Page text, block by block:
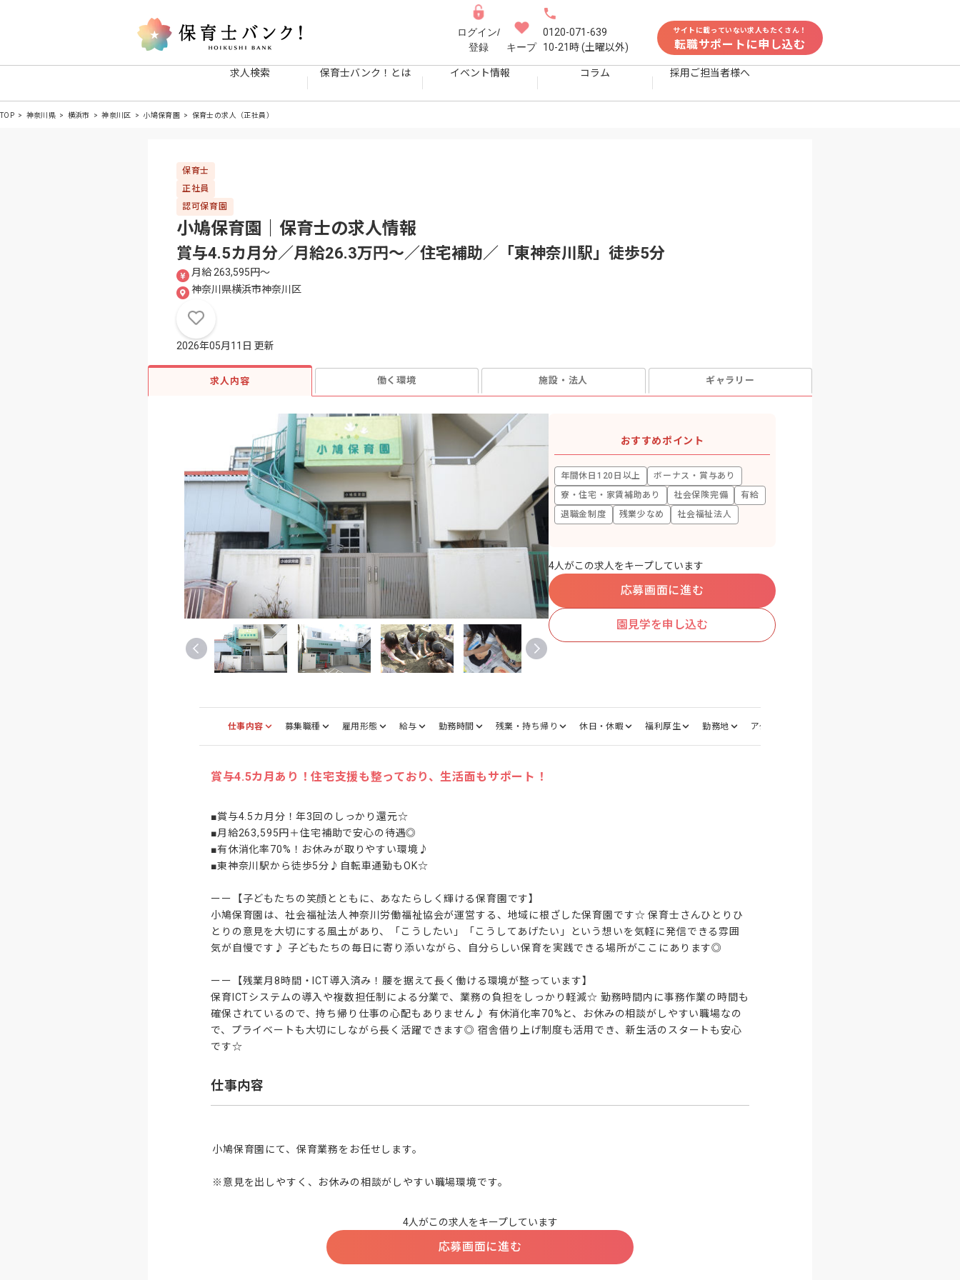
ログイン/
登録
キープ
0120-071-639
10-21時 (土曜以外)
サイトに載っていない求人もたくさん！
転職サポートに申し込む
求人検索 保育士バンク！とは イベント情報 コラム 採用ご担当者様へ
TOP 神奈川県 横浜市 神奈川区 小鳩保育園 保育士の求人（正社員）
保育士
正社員
認可保育園
小鳩保育園｜保育士の求人情報
賞与4.5カ月分／月給26.3万円～／住宅補助／「東神奈川駅」徒歩5分
月給 263,595円〜
神奈川県横浜市神奈川区
2026年05月11日 更新
求人内容 働く環境 施設・法人 ギャラリー
おすすめポイント
年間休日120日以上
ボーナス・賞与あり
寮・住宅・家賃補助あり
社会保険完備
有給
退職金制度
残業少なめ 社会福祉法人
4人がこの求人をキープしています
応募画面に進む
園見学を申し込む
仕事内容 募集職種 雇用形態 給与 勤務時間 残業・持ち帰り 休日・休暇 福利厚生 勤務地 アクセス
賞与4.5カ月あり！住宅支援も整っており、生活面もサポート！
■賞与4.5カ月分！年3回のしっかり還元☆
■月給263,595円＋住宅補助で安心の待遇◎
■有休消化率70%！お休みが取りやすい環境♪
■東神奈川駅から徒歩5分♪自転車通勤もOK☆
ーー【子どもたちの笑顔とともに、あなたらしく輝ける保育園です】
小鳩保育園は、社会福祉法人神奈川労働福祉協会が運営する、地域に根ざした保育園です☆ 保育士さんひとりひ
とりの意見を大切にする風土があり、「こうしたい」「こうしてあげたい」という想いを気軽に発信できる雰囲
気が自慢です♪ 子どもたちの毎日に寄り添いながら、自分らしい保育を実践できる場所がここにあります◎
ーー【残業月8時間・ICT導入済み！腰を据えて長く働ける環境が整っています】
保育ICTシステムの導入や複数担任制による分業で、業務の負担をしっかり軽減☆ 勤務時間内に事務作業の時間も
確保されているので、持ち帰り仕事の心配もありません♪ 有休消化率70%と、お休みの相談がしやすい職場なの
で、プライベートも大切にしながら長く活躍できます◎ 宿舎借り上げ制度も活用でき、新生活のスタートも安心
です☆
仕事内容
小鳩保育園にて、保育業務をお任せします。
※意見を出しやすく、お休みの相談がしやすい職場環境です。
4人がこの求人をキープしています
応募画面に進む